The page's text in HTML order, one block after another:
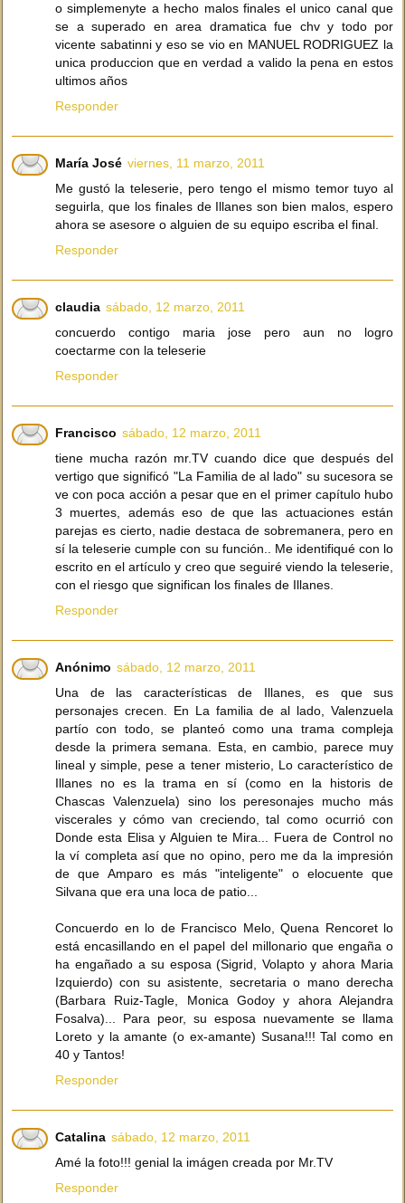
o simplemenyte a hecho malos finales el unico canal que
se a superado en area dramatica fue chv y todo por
vicente sabatinni y eso se vio en MANUEL RODRIGUEZ la
unica produccion que en verdad a valido la pena en estos
ultimos años
Responder
María José viernes, 11 marzo, 2011
Me gustó la teleserie, pero tengo el mismo temor tuyo al
seguirla, que los finales de Illanes son bien malos, espero
ahora se asesore o alguien de su equipo escriba el final.
Responder
claudia sábado, 12 marzo, 2011
concuerdo contigo maria jose pero aun no logro
coectarme con la teleserie
Responder
Francisco sábado, 12 marzo, 2011
tiene mucha razón mr.TV cuando dice que después del
vertigo que significó "La Familia de al lado" su sucesora se
ve con poca acción a pesar que en el primer capítulo hubo
3 muertes, además eso de que las actuaciones están
parejas es cierto, nadie destaca de sobremanera, pero en
sí la teleserie cumple con su función.. Me identifiqué con lo
escrito en el artículo y creo que seguiré viendo la teleserie,
con el riesgo que significan los finales de Illanes.
Responder
Anónimo sábado, 12 marzo, 2011
Una de las características de Illanes, es que sus
personajes crecen. En La familia de al lado, Valenzuela
partío con todo, se planteó como una trama compleja
desde la primera semana. Esta, en cambio, parece muy
lineal y simple, pese a tener misterio, Lo característico de
Illanes no es la trama en sí (como en la historis de
Chascas Valenzuela) sino los peresonajes mucho más
viscerales y cómo van creciendo, tal como ocurrió con
Donde esta Elisa y Alguien te Mira... Fuera de Control no
la ví completa así que no opino, pero me da la impresión
de que Amparo es más "inteligente" o elocuente que
Silvana que era una loca de patio...
Concuerdo en lo de Francisco Melo, Quena Rencoret lo
está encasillando en el papel del millonario que engaña o
ha engañado a su esposa (Sigrid, Volapto y ahora Maria
Izquierdo) con su asistente, secretaria o mano derecha
(Barbara Ruiz-Tagle, Monica Godoy y ahora Alejandra
Fosalva)... Para peor, su esposa nuevamente se llama
Loreto y la amante (o ex-amante) Susana!!! Tal como en
40 y Tantos!
Responder
Catalina sábado, 12 marzo, 2011
Amé la foto!!! genial la imágen creada por Mr.TV
Responder